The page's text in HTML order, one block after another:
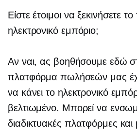
Είστε έτοιμοι να ξεκινήσετε
ηλεκτρονικό εμπόριο;
Αν ναι, ας βοηθήσουμε εδώ
πλατφόρμα πωλήσεών μας
να κάνει το ηλεκτρονικό
βελτιωμένο. Μπορεί να
διαδικτυακές πλατφόρμες και